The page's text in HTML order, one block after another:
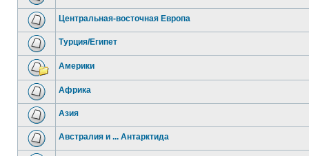
Центральная-восточная Европа
Турция/Египет
Америки
Африка
Азия
Австралия и ... Антарктида